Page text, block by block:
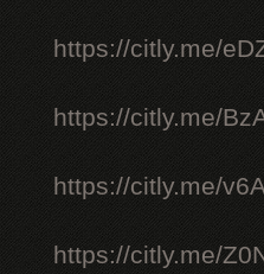
https://citly.me/
https://citly.me/
https://citly.me/
https://citly.me/